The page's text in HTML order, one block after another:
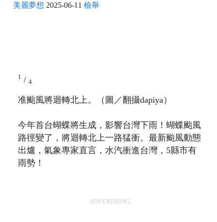
美麗夢想 2025-06-11 檢舉
1 / 4
准颱風將迴轉北上。（圖／翻攝dapiya）
今年首台蝴蝶將生成，影響台灣下雨！蝴蝶颱風
路徑變了，將迴轉北上一路猛衝。最新颱風動態
出爐，氣象專家直言，水汽衝進台灣，5縣市有
雨勢！
ADVERTISING